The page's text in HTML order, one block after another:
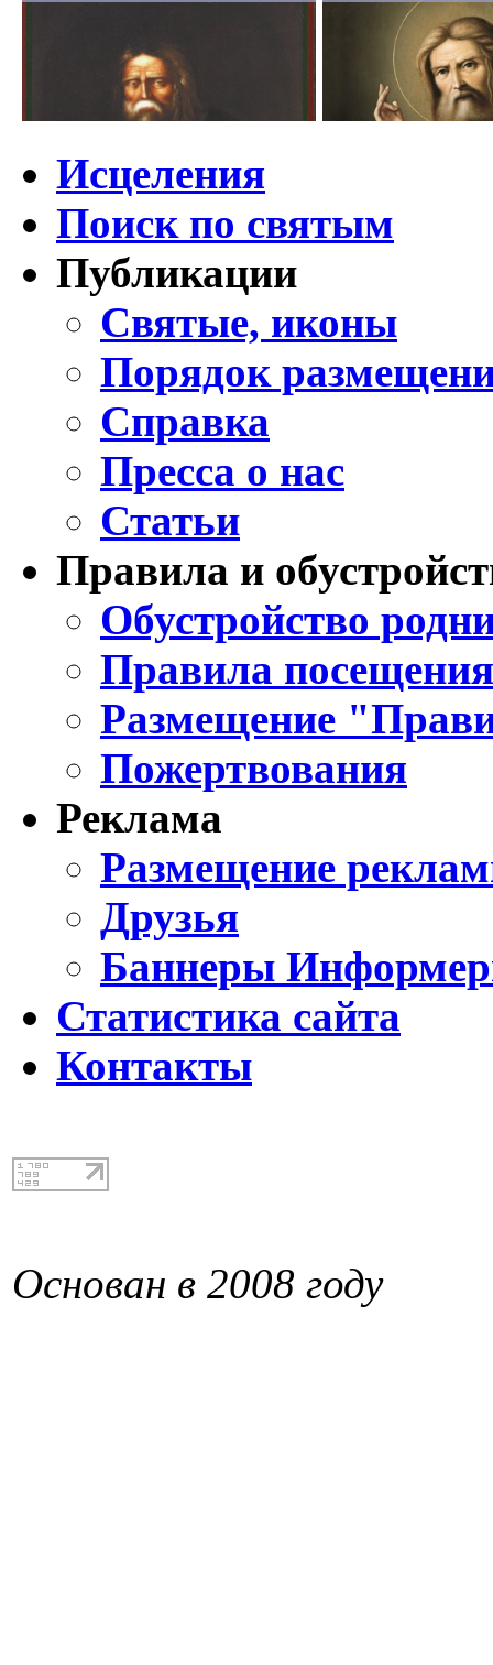
Исцеления
Поиск по святым
Публикации
Святые, иконы
Порядок
Справка
Пресса о нас
Статьи
Правила и
Обустройство
Правила
Размещение
Пожертвования
Реклама
Размещение
Друзья
Баннеры
Статистика сайта
Контакты
Основан в 2008 году